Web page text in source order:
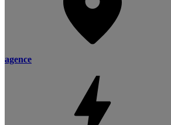
agence